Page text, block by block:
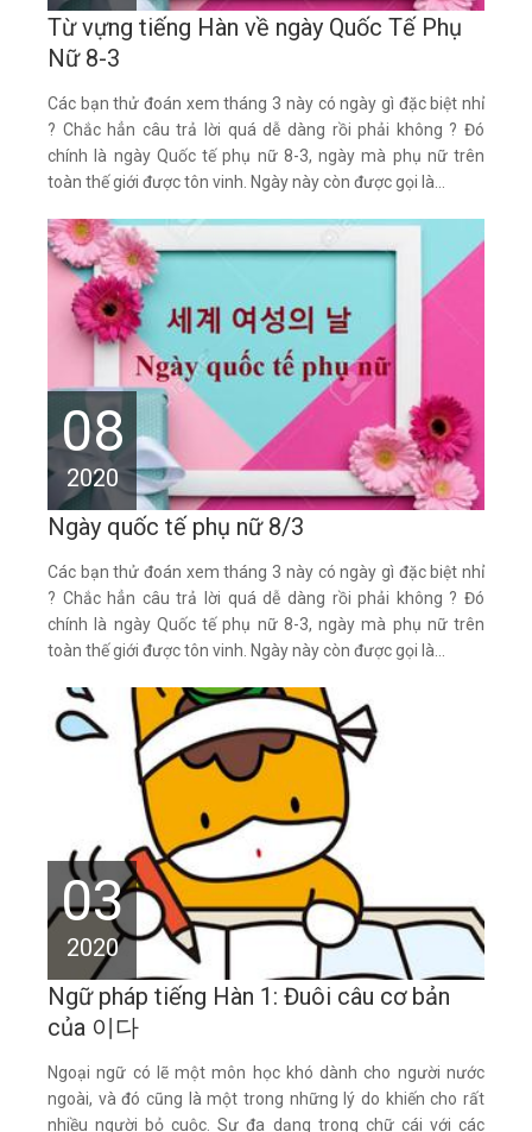
Từ vựng tiếng Hàn về ngày Quốc Tế Phụ
Nữ 8-3
Các bạn thử đoán xem tháng 3 này có ngày gì đặc biệt nhỉ
? Chắc hẳn câu trả lời quá dễ dàng rồi phải không ? Đó
chính là ngày Quốc tế phụ nữ 8-3, ngày mà phụ nữ trên
toàn thế giới được tôn vinh. Ngày này còn được gọi là...
08
2020
Ngày quốc tế phụ nữ 8/3
Các bạn thử đoán xem tháng 3 này có ngày gì đặc biệt nhỉ
? Chắc hẳn câu trả lời quá dễ dàng rồi phải không ? Đó
chính là ngày Quốc tế phụ nữ 8-3, ngày mà phụ nữ trên
toàn thế giới được tôn vinh. Ngày này còn được gọi là...
03
2020
Ngữ pháp tiếng Hàn 1: Đuôi câu cơ bản
của 이다
Ngoại ngữ có lẽ một môn học khó dành cho người nước
ngoài, và đó cũng là một trong những lý do khiến cho rất
nhiều người bỏ cuộc. Sự đa dạng trong chữ cái với các